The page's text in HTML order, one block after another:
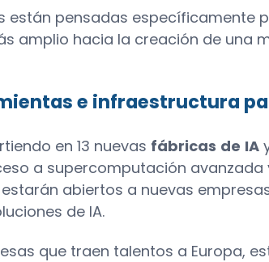
están pensadas específicamente
amplio hacia la creación de una
e infraestructura
en 13 nuevas fábricas de IA
a supercomputación
abiertos a nuevas
de IA.
que traen talentos a Europa,